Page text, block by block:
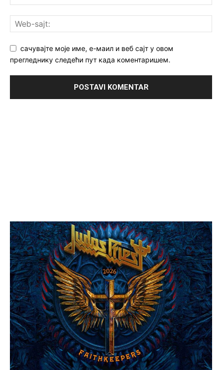
сачувајте моје име, е-маил и веб сајт у овом
прегледнику следећи пут када коментаришем.